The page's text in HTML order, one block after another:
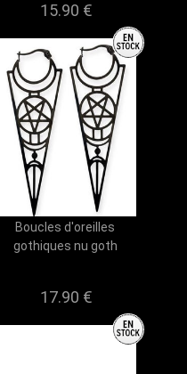
15.90 €
Boucles d'oreilles
gothiques nu goth
17.90 €